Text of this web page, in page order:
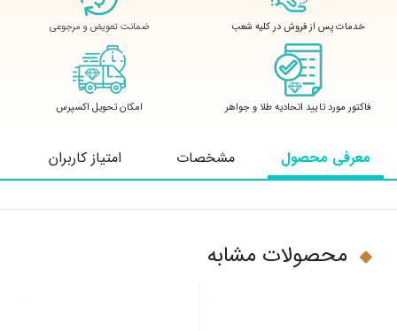
خدمات پس از فروش در کلیه شعب ضمانت تعویض و مرجوعی
فاکتور مورد تایید اتحادیه طلا و جواهر امکان تحویل اکسپرس
معرفی محصول مشخصات امتیاز کاربران
محصولات مشابه